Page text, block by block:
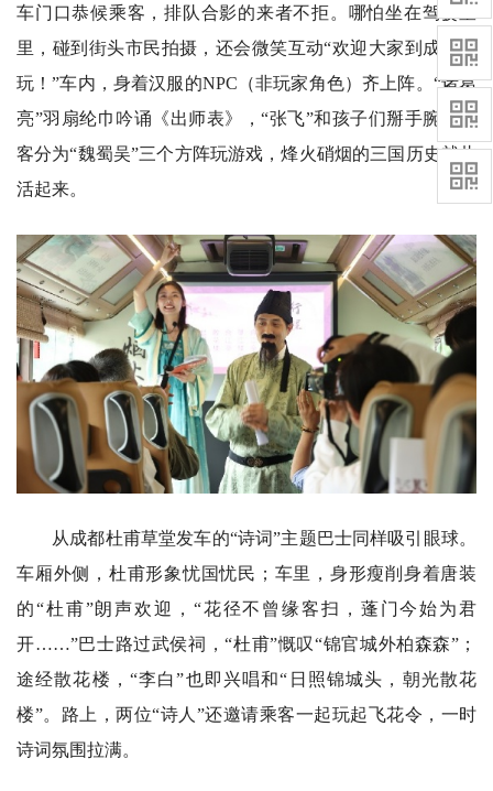
车门口恭候乘客，排队合影的来者不拒。哪怕坐在驾驶室
里，碰到街头市民拍摄，还会微笑互动“欢迎大家到成都来
玩！”车内，身着汉服的NPC（非玩家角色）齐上阵。“诸葛
亮”羽扇纶巾吟诵《出师表》，“张飞”和孩子们掰手腕，乘
客分为“魏蜀吴”三个方阵玩游戏，烽火硝烟的三国历史就此
活起来。
从成都杜甫草堂发车的“诗词”主题巴士同样吸引眼球。
车厢外侧，杜甫形象忧国忧民；车里，身形瘦削身着唐装
的“杜甫”朗声欢迎，“花径不曾缘客扫，蓬门今始为君
开……”巴士路过武侯祠，“杜甫”慨叹“锦官城外柏森森”；
途经散花楼，“李白”也即兴唱和“日照锦城头，朝光散花
楼”。路上，两位“诗人”还邀请乘客一起玩起飞花令，一时
诗词氛围拉满。